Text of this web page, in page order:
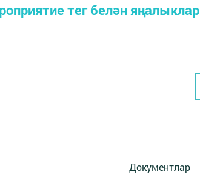
тег белән яңалыклар
Документлар